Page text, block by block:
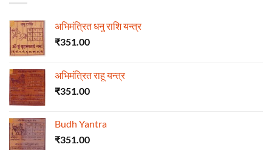
अभिमंत्रित धनु राशि यन्त्र
₹351.00
अभिमंत्रित राहू यन्त्र
₹351.00
Budh Yantra
₹351.00